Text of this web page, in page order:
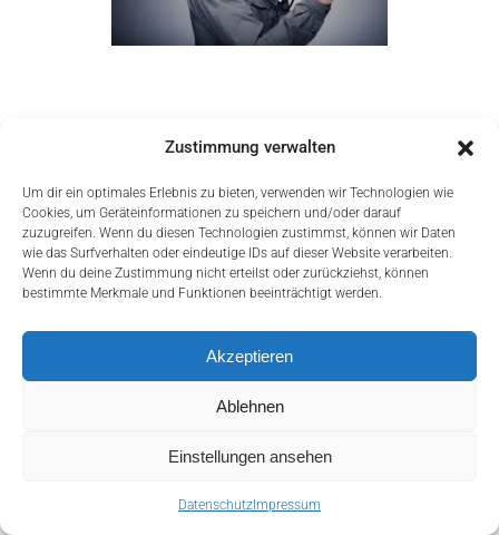
Zustimmung verwalten
Um dir ein optimales Erlebnis zu bieten, verwenden wir Technologien wie
Cookies, um Geräteinformationen zu speichern und/oder darauf
zuzugreifen. Wenn du diesen Technologien zustimmst, können wir Daten
wie das Surfverhalten oder eindeutige IDs auf dieser Website verarbeiten.
Wenn du deine Zustimmung nicht erteilst oder zurückziehst, können
bestimmte Merkmale und Funktionen beeinträchtigt werden.
Akzeptieren
Ablehnen
Einstellungen ansehen
Datenschutz Impressum
mail@christophsimon.com
Impressum Datenschutz